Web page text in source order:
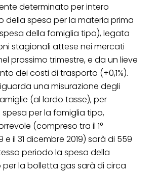
determinato per intero
della spesa per la materia prima
spesa della famiglia tipo), legata
stagionali attese nei mercati
prossimo trimestre, e da un lieve
dei costi di trasporto (+0,1%).
una misurazione degli
(al lordo tasse), per
spesa per la famiglia tipo,
(compreso tra il 1°
e il 31 dicembre 2019) sarà di 559
periodo la spesa della
la bolletta gas sarà di circa